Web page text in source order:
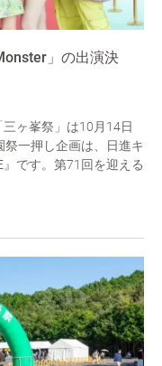
」の出演決
ヶ峯祭」は10月14日
祭一押し企画は、日進キ
です。第71回を迎える